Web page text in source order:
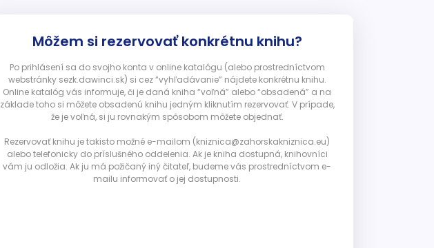
Môžem si rezervovať konkrétnu knihu?
Po prihlásení sa do svojho konta v online katalógu (alebo prostredníctvom
webstránky sezk.dawinci.sk) si cez “vyhľadávanie” nájdete konkrétnu knihu.
Online katalóg vás informuje, či je daná kniha “voľná” alebo “obsadená” a na
základe toho si môžete obsadenú knihu jedným kliknutím rezervovať. V prípade,
že je voľná, si ju rovnakým spôsobom môžete objednať.
Rezervovať knihu je takisto možné e-mailom (kniznica@zahorskakniznica.eu)
alebo telefonicky do príslušného oddelenia. Ak je kniha dostupná, knihovníci
vám ju odložia. Ak ju má požičaný iný čitateľ, budeme vás prostredníctvom e-
mailu informovať o jej dostupnosti.